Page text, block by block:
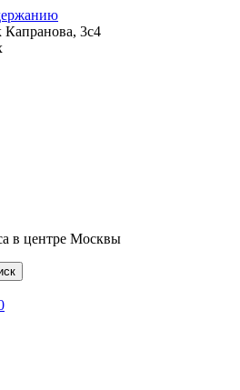
Капранова, 3с4
в центре Москвы